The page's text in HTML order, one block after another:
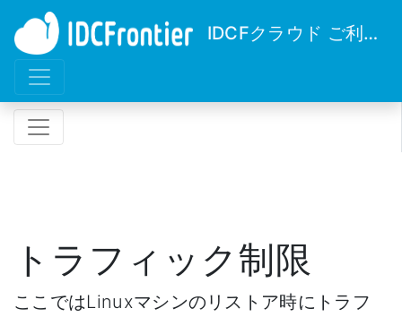
IDCFクラウド ご利用ガイド
トラフィック制限
ここではLinuxマシンのリストア時にトラフ